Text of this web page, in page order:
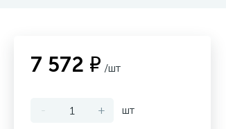
7 572 ₽ /шт
- + шт